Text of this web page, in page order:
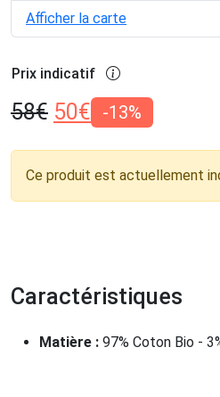
Afficher la carte
Prix indicatif
58€ 50€ -13%
Ce produit est actuellement
Caractéristiques
Matière : 97% Coton Bio -